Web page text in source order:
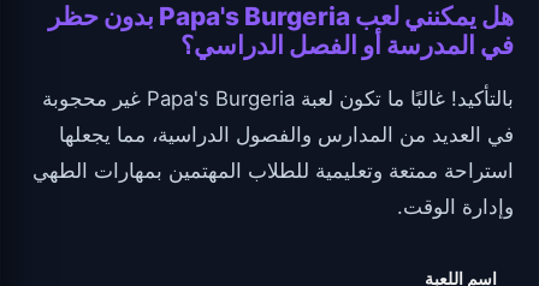
هل يمكنني لعب Papa's Burgeria بدون حظر
في المدرسة أو الفصل الدراسي؟
بالتأكيد! غالبًا ما تكون لعبة Papa's Burgeria غير محجوبة
في العديد من المدارس والفصول الدراسية، مما يجعلها
استراحة ممتعة وتعليمية للطلاب المهتمين بمهارات الطهي
وإدارة الوقت.
اسم اللعبة